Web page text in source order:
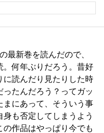
最新巻を読んだので、
。何年ぶりだろう。昔好
に読んだり見たりした時
たんだろう？ってガッ
まにあって、そういう事
も否定してしまうよう
作品はやっぱり今でも